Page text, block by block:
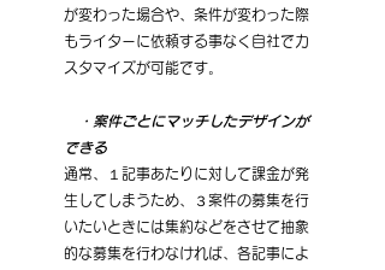
が変わった場合や、条件が変わった際
もライターに依頼する事なく自社でカ
スタマイズが可能です。
・案件ごとにマッチしたデザインが
できる
通常、１記事あたりに対して課金が発
生してしまうため、３案件の募集を行
いたいときには集約などをさせて抽象
的な募集を行わなければ、各記事によ